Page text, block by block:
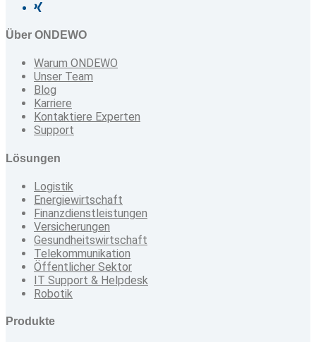
Über ONDEWO
Warum ONDEWO
Unser Team
Blog
Karriere
Kontaktiere Experten
Support
Lösungen
Logistik
Energiewirtschaft
Finanzdienstleistungen
Versicherungen
Gesundheitswirtschaft
Telekommunikation
Öffentlicher Sektor
IT Support & Helpdesk
Robotik
Produkte